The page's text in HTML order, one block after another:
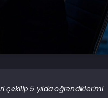
çekilip 5 yılda öğrendiklerimi